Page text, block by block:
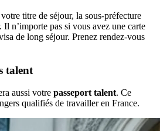
titre de séjour, la sous-préfecture
Il n’importe pas si vous avez une carte
de long séjour. Prenez rendez-vous
talent
aussi votre passeport talent. Ce
qualifiés de travailler en France.